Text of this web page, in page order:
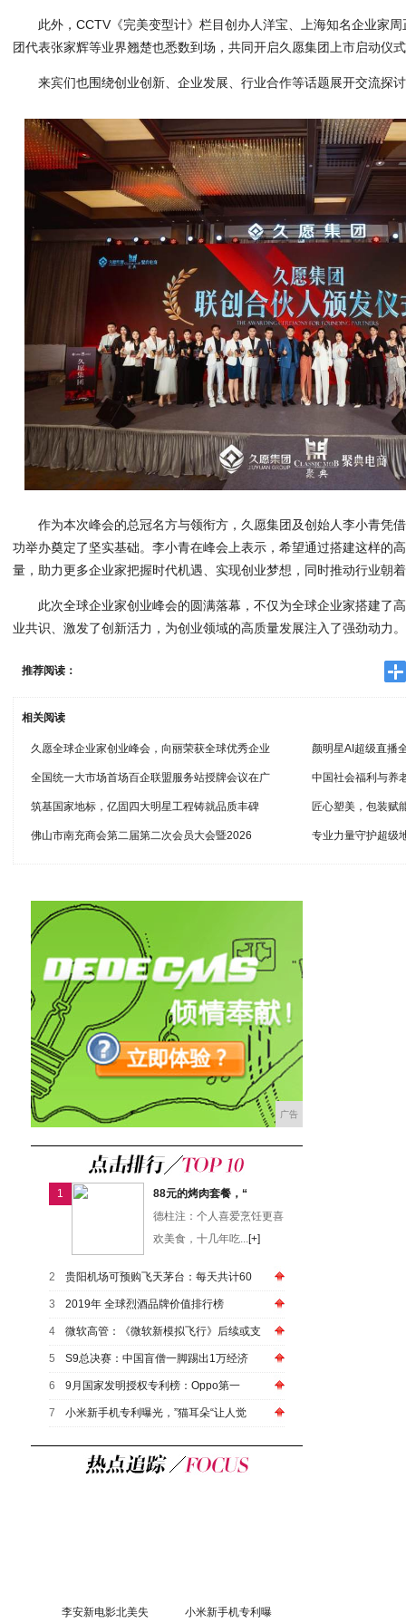
此外，CCTV《完美变型计》栏目创办人洋宝、上海知名企业家
团代表张家辉等业界翘楚也悉数到场，共同开启久愿集团上市启动仪式
来宾们也围绕创业创新、企业发展、行业合作等话题展开交流探
作为本次峰会的总冠名方与领衔方，久愿集团及创始人李小青凭
功举办奠定了坚实基础。李小青在峰会上表示，希望通过搭建这样的
量，助力更多企业家把握时代机遇、实现创业梦想，同时推动行业朝
此次全球企业家创业峰会的圆满落幕，不仅为全球企业家搭建了
业共识、激发了创新活力，为创业领域的高质量发展注入了强劲动力。
推荐阅读：
相关阅读
久愿全球企业家创业峰会，向丽荣获全球优秀企业 颜明星AI超级直播
全国统一大市场首场百企联盟服务站授牌会议在广 中国社会福利与养
筑基国家地标，亿固四大明星工程铸就品质丰碑 匠心塑美，包装赋
佛山市南充商会第二届第二次会员大会暨2026 专业力量守护超级
广告
1
88元的烤肉套餐，“
德柱注：个人喜爱烹饪更喜
欢美食，十几年吃...[+]
2 贵阳机场可预购飞天茅台：每天共计60
3 2019年 全球烈酒品牌价值排行榜
4 微软高管：《微软新模拟飞行》后续或支
5 S9总决赛：中国盲僧一脚踢出1万经济
6 9月国家发明授权专利榜：Oppo第一
7 小米新手机专利曝光，”猫耳朵“让人觉
李安新电影北美失 小米新手机专利曝